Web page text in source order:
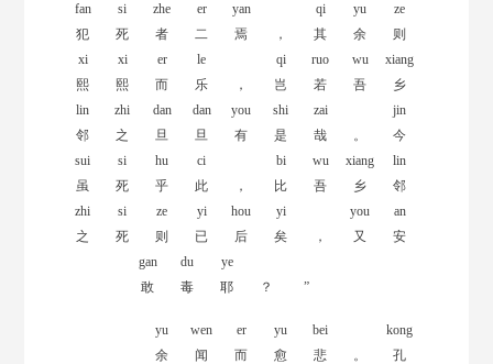
fan
犯
si
死
zhe
者
er
二
yan
焉
，
qi
其
yu
余
ze
则
xi
熙
xi
熙
er
而
le
乐
，
qi
岂
ruo
若
wu
吾
xiang
乡
lin
邻
zhi
之
dan
旦
dan
旦
you
有
shi
是
zai
哉
。
jin
今
sui
虽
si
死
hu
乎
ci
此
，
bi
比
wu
吾
xiang
乡
lin
邻
zhi
之
si
死
ze
则
yi
已
hou
后
yi
矣
，
you
又
an
安
gan
敢
du
毒
ye
耶
？ ”
yu
余
wen
闻
er
而
yu
愈
bei
悲
。
kong
孔